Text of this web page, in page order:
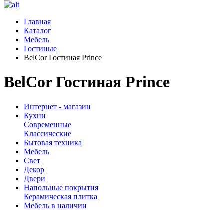
Главная
Каталог
Мебель
Гостиные
BelCor Гостиная Prince
BelCor Гостиная Prince
Интернет - магазин
Кухни
Современные
Классические
Бытовая техника
Мебель
Свет
Декор
Двери
Напольные покрытия
Керамическая плитка
Мебель в наличии